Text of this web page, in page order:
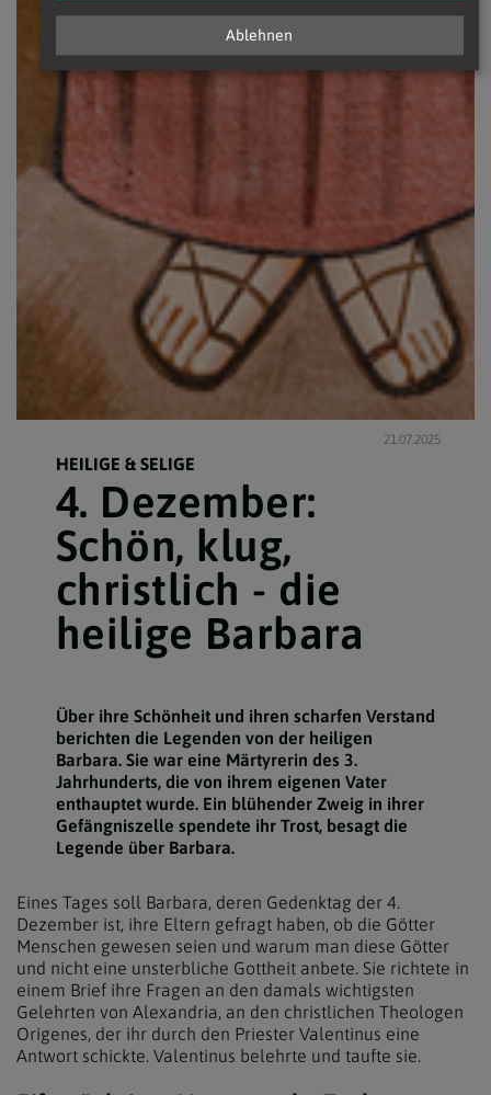
21.07.2025
HEILIGE & SELIGE
4. Dezember:
Schön, klug,
christlich - die
heilige Barbara
Über ihre Schönheit und ihren scharfen Verstand
berichten die Legenden von der heiligen
Barbara. Sie war eine Märtyrerin des 3.
Jahrhunderts, die von ihrem eigenen Vater
enthauptet wurde. Ein blühender Zweig in ihrer
Gefängniszelle spendete ihr Trost, besagt die
Legende über Barbara.
Eines Tages soll Barbara, deren Gedenktag der 4.
Dezember ist, ihre Eltern gefragt haben, ob die Götter
Menschen gewesen seien und warum man diese Götter
und nicht eine unsterbliche Gottheit anbete. Sie richtete in
einem Brief ihre Fragen an den damals wichtigsten
Gelehrten von Alexandria, an den christlichen Theologen
Origenes, der ihr durch den Priester Valentinus eine
Antwort schickte. Valentinus belehrte und taufte sie.
Ablehnen